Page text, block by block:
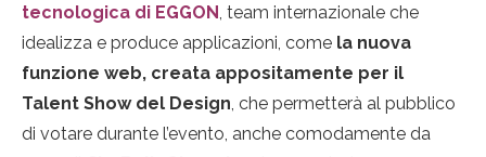
tecnologica di EGGON, team internazionale che
idealizza e produce applicazioni, come la nuova
funzione web, creata appositamente per il
Talent Show del Design, che permetterà al pubblico
di votare durante l’evento, anche comodamente da